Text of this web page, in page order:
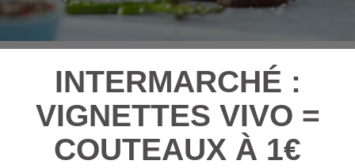
INTERMARCHÉ :
VIGNETTES VIVO =
COUTEAUX À 1€